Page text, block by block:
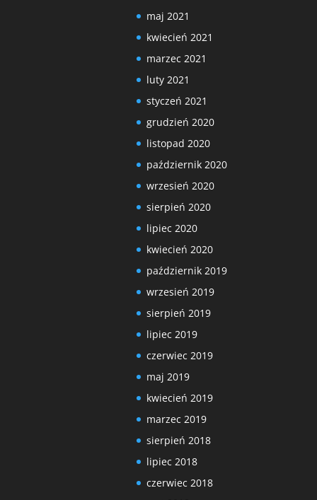
maj 2021
kwiecień 2021
marzec 2021
luty 2021
styczeń 2021
grudzień 2020
listopad 2020
październik 2020
wrzesień 2020
sierpień 2020
lipiec 2020
kwiecień 2020
październik 2019
wrzesień 2019
sierpień 2019
lipiec 2019
czerwiec 2019
maj 2019
kwiecień 2019
marzec 2019
sierpień 2018
lipiec 2018
czerwiec 2018